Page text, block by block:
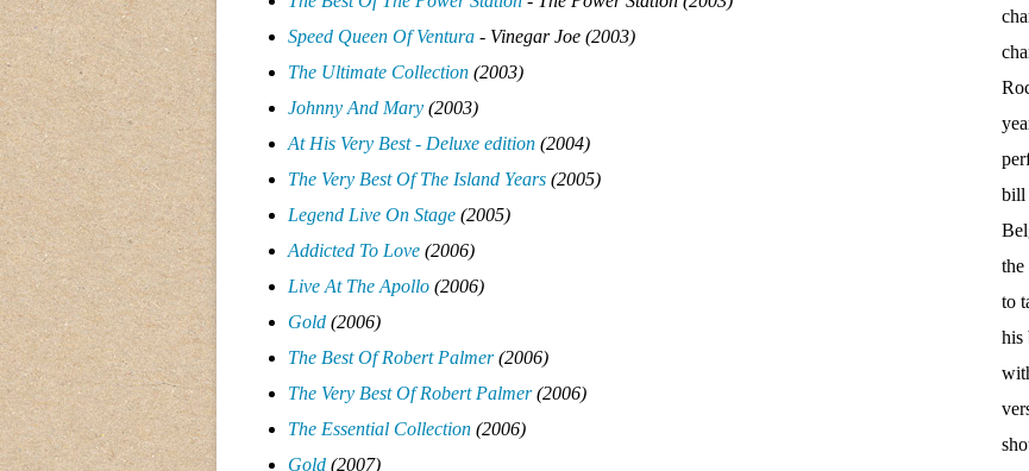
Speed Queen Of Ventura - Vinegar Joe (2003)
The Ultimate Collection (2003)
Johnny And Mary (2003)
At His Very Best - Deluxe edition (2004)
The Very Best Of The Island Years (2005)
Legend Live On Stage (2005)
Addicted To Love (2006)
Live At The Apollo (2006)
Gold (2006)
The Best Of Robert Palmer(2006)
The Very Best Of Robert Palmer(2006)
The Essential Collection (2006)
Gold (2007)
bill
the
to
his